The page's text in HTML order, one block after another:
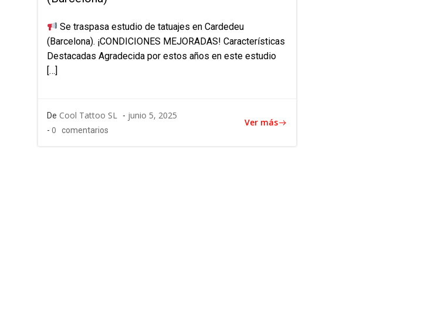
Se traspasa estudio de tatuajes en Cardedeu
(Barcelona). ¡CONDICIONES MEJORADAS! Características
Destacadas Agradecida por estos años en este estudio
[…]
De Cool Tattoo SL - junio 5, 2025
- 0 comentarios
Ver más